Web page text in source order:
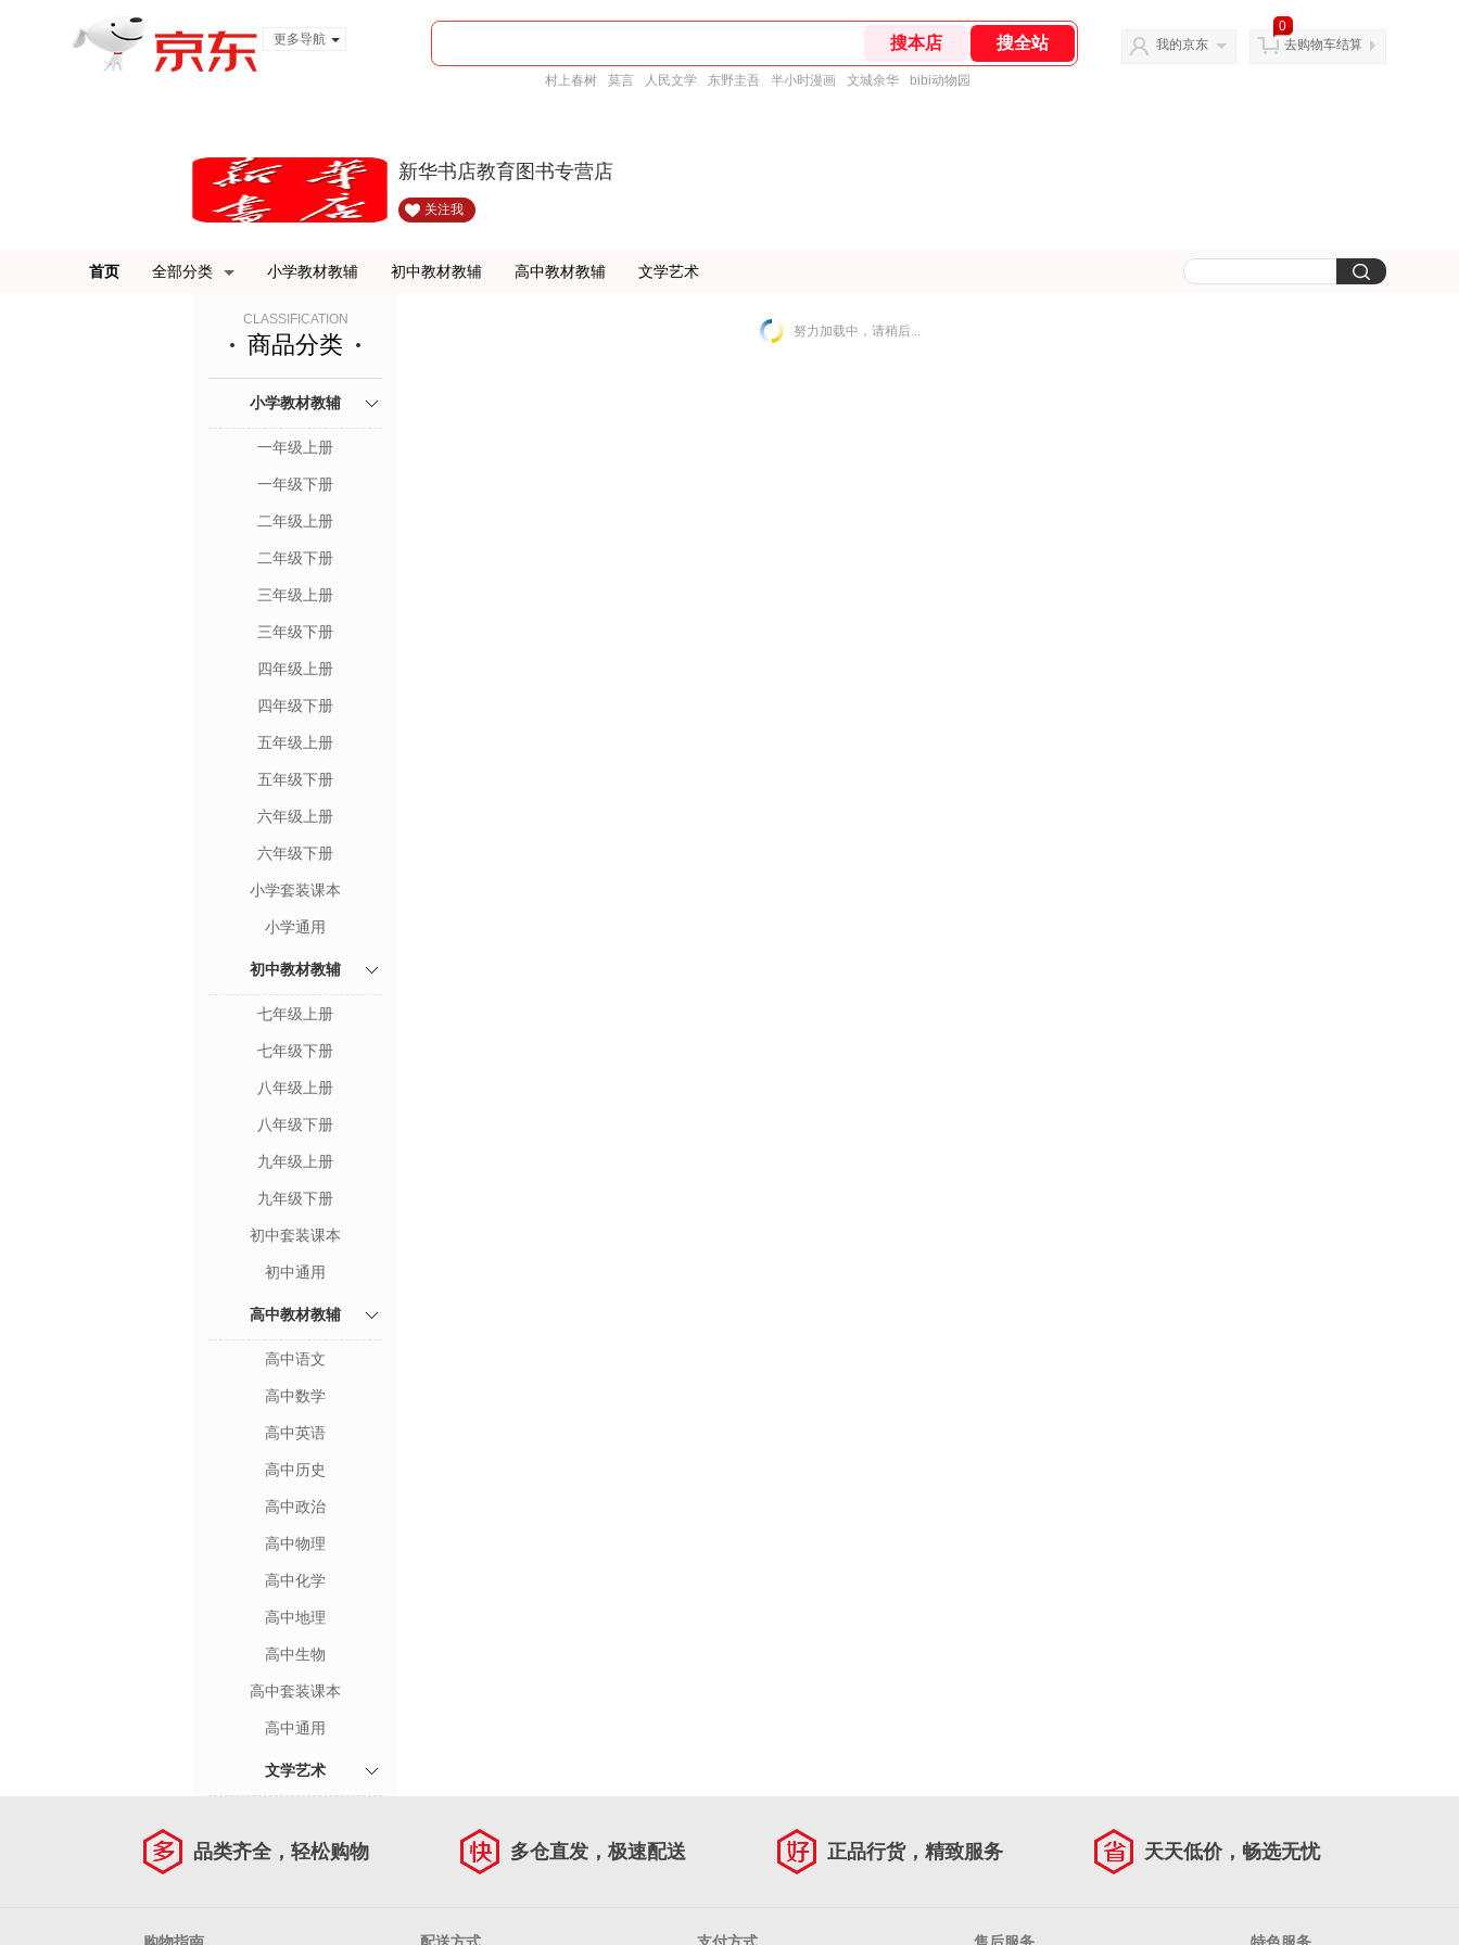
更多导航
村上春树 莫言 人民文学 东野圭吾 半小时漫画 文城余华 bibi动物园
我的京东
0
去购物车结算
新华书店教育图书专营店
关注我
首页 全部分类 小学教材教辅 初中教材教辅 高中教材教辅 文学艺术
CLASSIFICATION
商品分类
小学教材教辅
一年级上册
一年级下册
二年级上册
二年级下册
三年级上册
三年级下册
四年级上册
四年级下册
五年级上册
五年级下册
六年级上册
六年级下册
小学套装课本
小学通用
初中教材教辅
七年级上册
七年级下册
八年级上册
八年级下册
九年级上册
九年级下册
初中套装课本
初中通用
高中教材教辅
高中语文
高中数学
高中英语
高中历史
高中政治
高中物理
高中化学
高中地理
高中生物
高中套装课本
高中通用
文学艺术
努力加载中，请稍后...
品类齐全，轻松购物 多仓直发，极速配送 正品行货，精致服务 天天低价，畅选无忧